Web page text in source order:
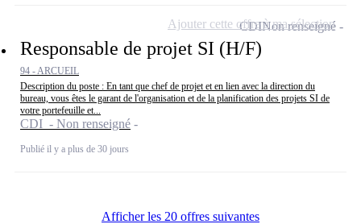
Responsable de projet SI (H/F)
94 - ARCUEIL
Description du poste : En tant que chef de projet et en lien avec la direction du
bureau, vous êtes le garant de l'organisation et de la planification des projets SI de
votre portefeuille et...
CDI - Non renseigné
Publié il y a plus de 30 jours
CDINon renseigné
Ajouter cette offre à ma sélection
Afficher les 20 offres suivantes